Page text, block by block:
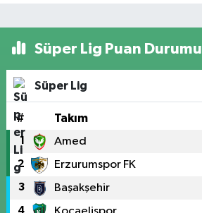
Süper Lig Puan Durumu
Süper Lig
# Takım
1 Amed
2 Erzurumspor FK
3 Başakşehir
4